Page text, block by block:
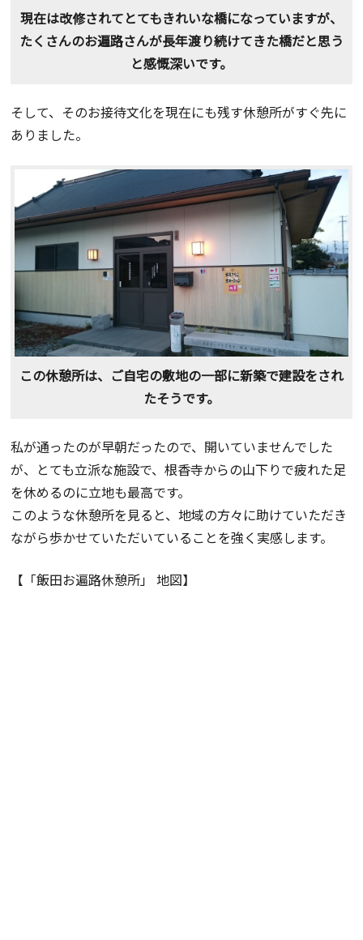
現在は改修されてとてもきれいな橋になっていますが、
たくさんのお遍路さんが長年渡り続けてきた橋だと思う
と感慨深いです。
そして、そのお接待文化を現在にも残す休憩所がすぐ先に
ありました。
この休憩所は、ご自宅の敷地の一部に新築で建設をされ
たそうです。
私が通ったのが早朝だったので、開いていませんでした
が、とても立派な施設で、根香寺からの山下りで疲れた足
を休めるのに立地も最高です。
このような休憩所を見ると、地域の方々に助けていただき
ながら歩かせていただいていることを強く実感します。
【「飯田お遍路休憩所」 地図】